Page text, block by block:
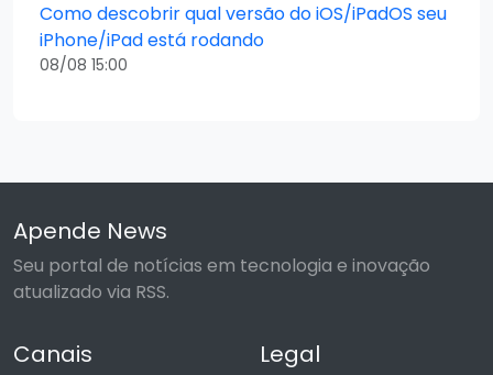
Como descobrir qual versão do iOS/iPadOS seu
iPhone/iPad está rodando
08/08 15:00
Apende News
Seu portal de notícias em tecnologia e inovação
atualizado via RSS.
Canais Legal